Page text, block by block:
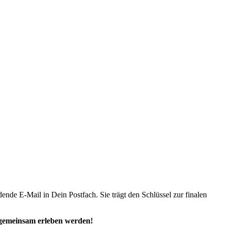
E-Mail in Dein Postfach. Sie trägt den Schlüssel zur finalen
erleben werden!